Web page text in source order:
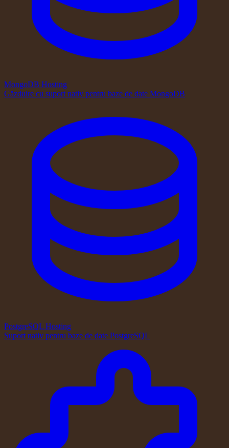
MongoDB Hosting
Găzduire cu suport nativ pentru baze de date MongoDB
PostgreSQL Hosting
Suport nativ pentru baze de date PostgreSQL